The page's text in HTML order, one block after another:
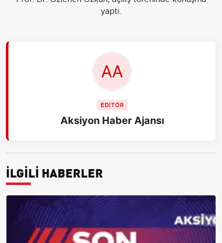
yaptı.
EDİTÖR
Aksiyon Haber Ajansı
İLGİLİ HABERLER